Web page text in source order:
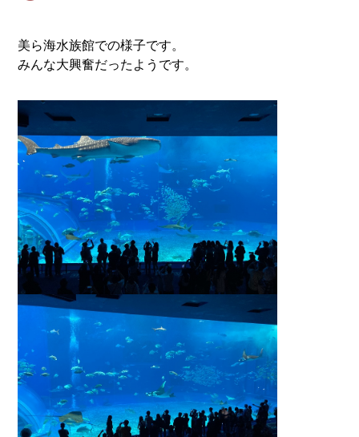
美ら海水族館での様子です。
みんな大興奮だったようです。